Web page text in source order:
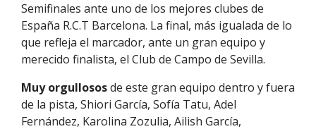
Semifinales ante uno de los mejores clubes de
España R.C.T Barcelona. La final, más igualada de lo
que refleja el marcador, ante un gran equipo y
merecido finalista, el Club de Campo de Sevilla.
Muy orgullososde este gran equipo dentro y fuera
de la pista, Shiori García, Sofía Tatu, Adel
Fernández, Karolina Zozulia, Ailish García,